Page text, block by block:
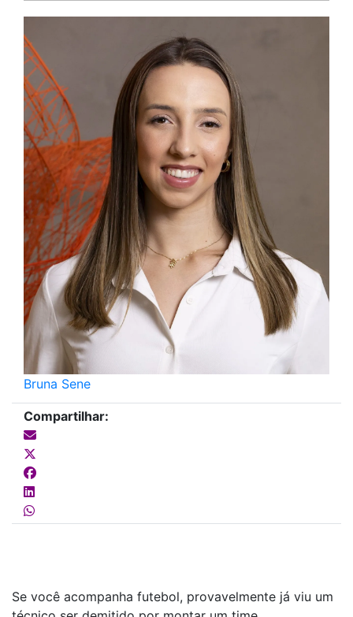
Bruna Sene
Compartilhar:
Se você acompanha futebol, provavelmente já viu um